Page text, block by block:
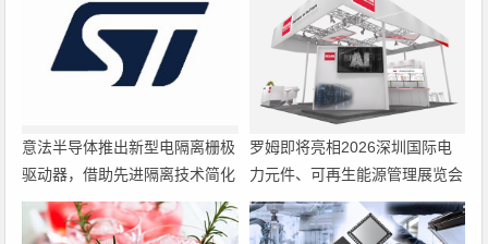
意法半导体推出新型电隔离栅极
驱动器，借助先进隔离技术简化
电源设计
罗姆即将亮相2026深圳国际电
力元件、可再生能源管理展览会
暨研讨会